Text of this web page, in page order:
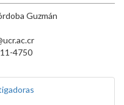
Guzmán
4750